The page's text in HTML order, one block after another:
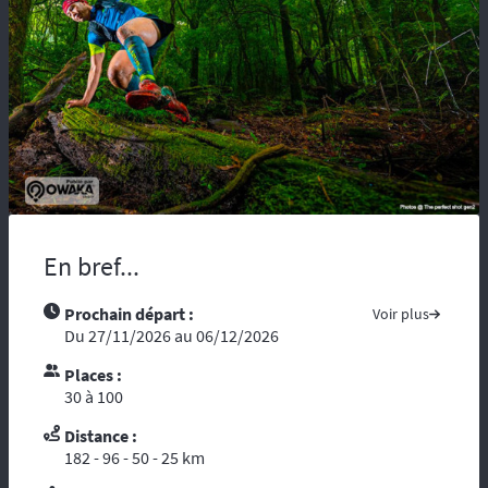
En bref...
Prochain départ : Voir plus
Du 27/11/2026 au 06/12/2026
Places :
30 à 100
Distance :
182 - 96 - 50 - 25 km
maladie, vous risquez d’être coupés du
monde et de tous moyens de secours.
Compter sur l’assistance des autochtones
n’est pas toujours aisée …. Nous vous
recommandons de partir avec tous les
contacts administratifs et de secours
disponibles sur les pays traversés, prenez
avec vous les guides touristiques comme : «
le Guide du Routard ». Et par ces temps de
voyageurs »
conseillé voire indispensable de se munir
d’un téléphone ou d’une balise satellitaire.
diplômé de brevet d’Etat
vous vous reposez sur l’ouvreur et le
fermeur qui ont les compétences